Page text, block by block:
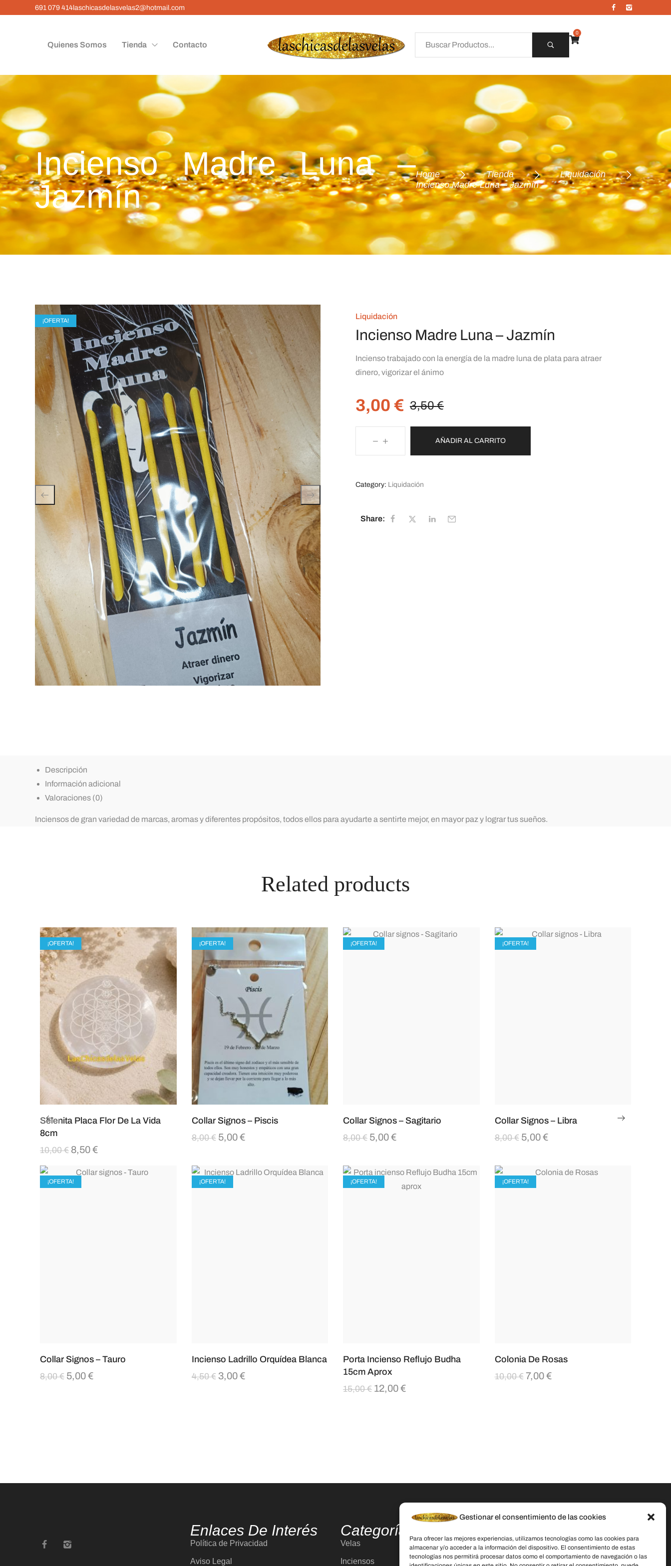
Gestionar el consentimiento de las cookies
Para ofrecer las mejores experiencias, utilizamos tecnologías como las cookies para
almacenar y/o acceder a la información del dispositivo. El consentimiento de estas
tecnologías nos permitirá procesar datos como el comportamiento de navegación o las
691 079 414laschicasdelasvelas2@hotmail.com
Quienes Somos Tienda Contacto
0
Incienso Madre Luna –
Jazmín
Home Tienda
Liquidación
Incienso Madre Luna – Jazmín
¡OFERTA! Liquidación
Incienso Madre Luna – Jazmín
Incienso trabajado con la energía de la madre luna de plata para atraer
dinero, vigorizar el ánimo
3,50€
3,00 €
AÑADIR AL CARRITO
Category: Liquidación
Share:
Descripción
Información adicional
Valoraciones (0)
Inciensos de gran variedad de marcas, aromas y diferentes propósitos, todos ellos para ayudarte a sentirte mejor, en mayor paz y lograr tus sueños.
Related products
¡OFERTA!
Selenita Placa Flor De La Vida
8cm
10,00€ 8,50€
¡OFERTA!
Collar Signos – Piscis
8,00€ 5,00€
¡OFERTA!
Collar Signos – Sagitario
8,00€ 5,00€
¡OFERTA!
Collar Signos – Libra
8,00€ 5,00€
¡OFERTA!
Collar Signos – Tauro
8,00€ 5,00€
¡OFERTA!
Incienso Ladrillo Orquídea Blanca
4,50€ 3,00€
¡OFERTA!
Porta Incienso Reflujo Budha
15cm Aprox
15,00€ 12,00€
¡OFERTA!
Colonia De Rosas
10,00€ 7,00€
Enlaces De Interés
Política de Privacidad
Aviso Legal
Categorías
Velas
Inciensos
Dirección:C/ Stella Maris, 20 50015
Zaragoza